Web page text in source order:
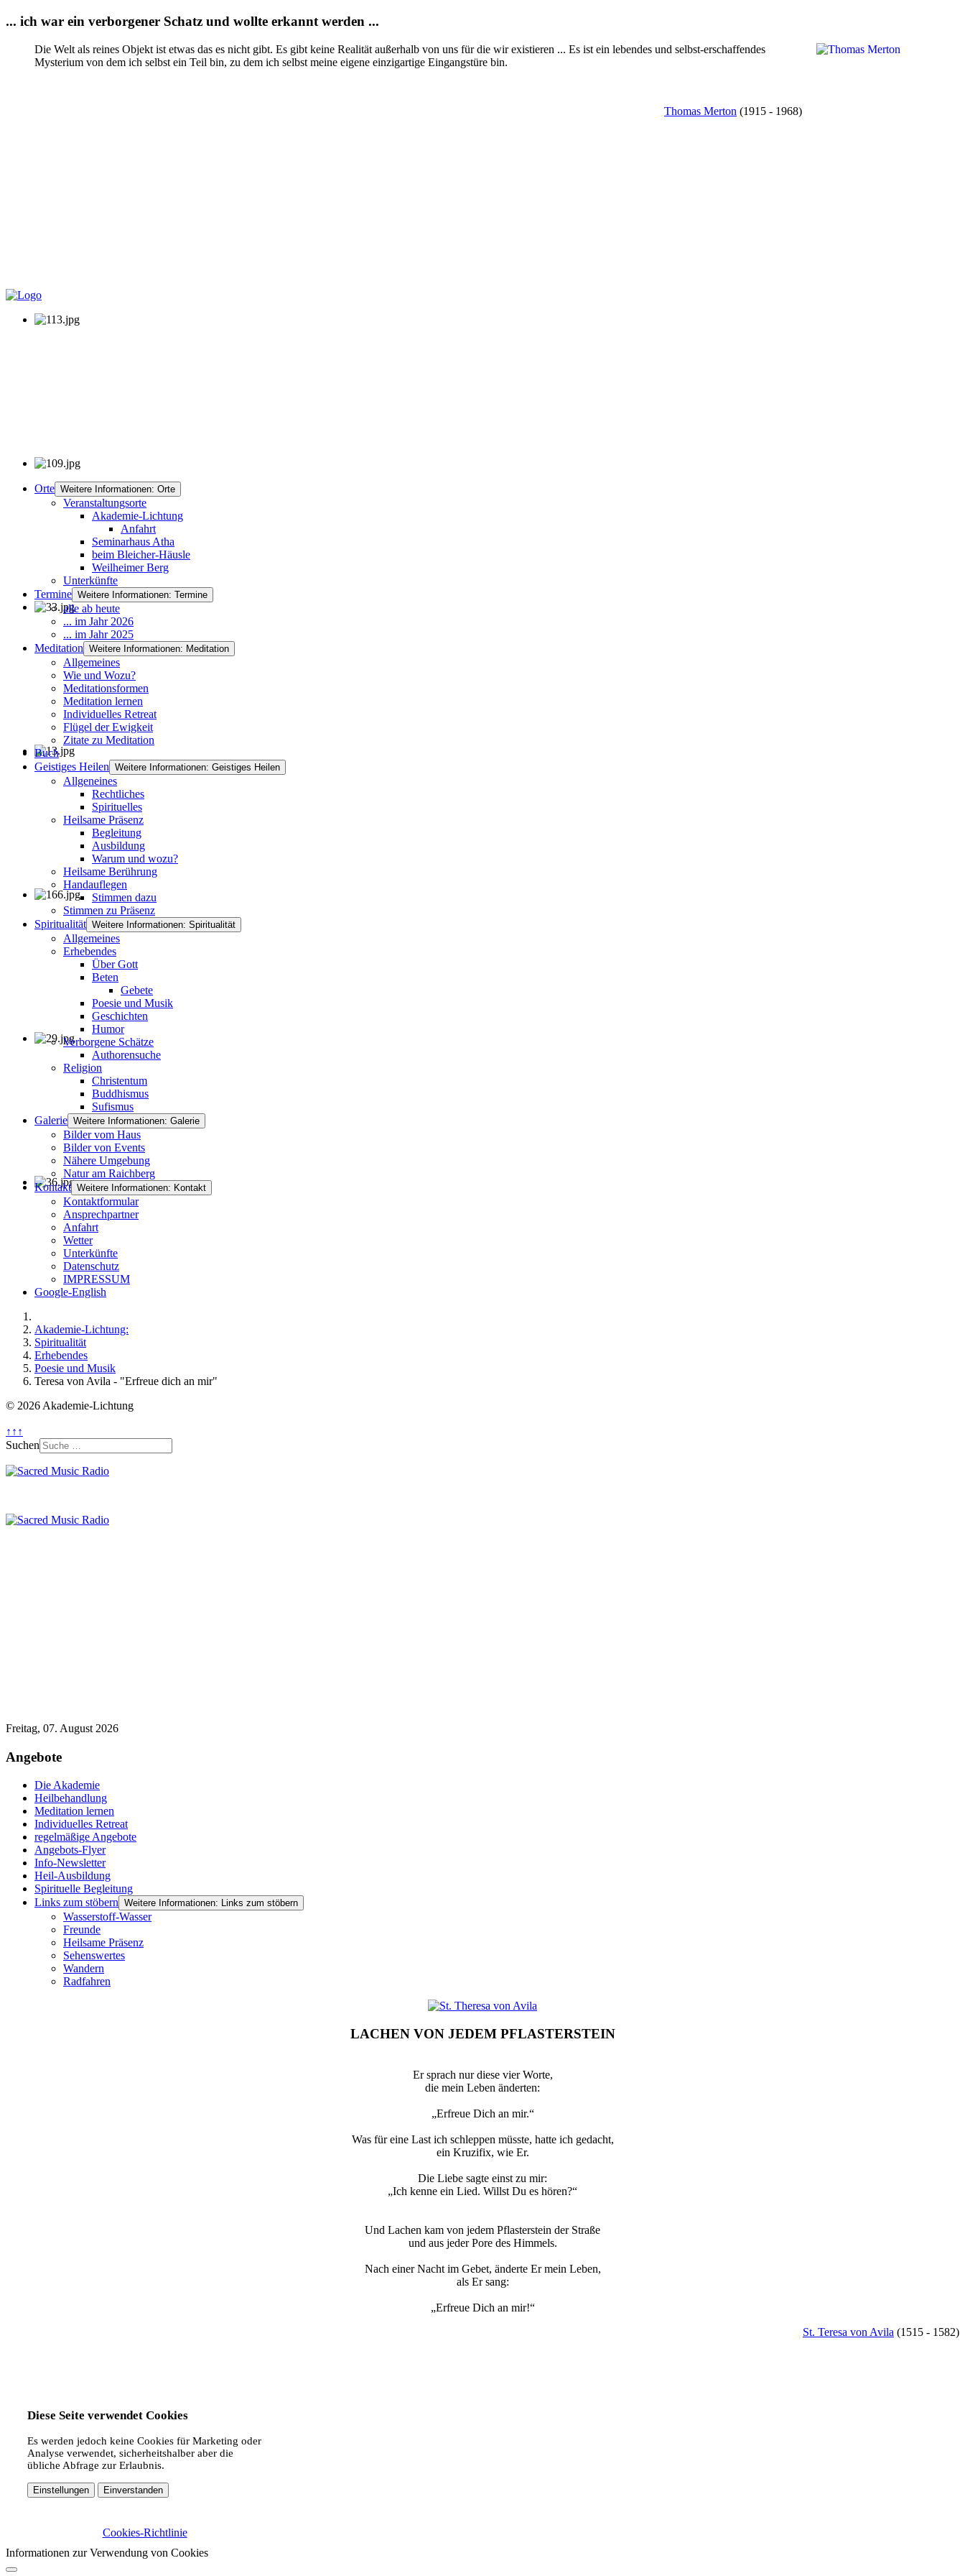
... ich war ein verborgener Schatz und wollte erkannt werden ...
Die Welt als reines Objekt ist etwas das es nicht gibt. Es gibt keine Realität außerhalb von uns für die wir existieren ... Es ist ein lebendes und selbst-erschaffendes
Mysterium von dem ich selbst ein Teil bin, zu dem ich selbst meine eigene einzigartige Eingangstüre bin.
Thomas Merton (1915 - 1968)
Orte Weitere Informationen: Orte
Veranstaltungsorte
Akademie-Lichtung
Anfahrt
Seminarhaus Atha
beim Bleicher-Häusle
Weilheimer Berg
Unterkünfte
Termine Weitere Informationen: Termine
alle ab heute
... im Jahr 2026
... im Jahr 2025
Meditation Weitere Informationen: Meditation
Allgemeines
Wie und Wozu?
Meditationsformen
Meditation lernen
Individuelles Retreat
Flügel der Ewigkeit
Zitate zu Meditation
Buch
Geistiges Heilen Weitere Informationen: Geistiges Heilen
Allgeneines
Rechtliches
Spirituelles
Heilsame Präsenz
Begleitung
Ausbildung
Warum und wozu?
Heilsame Berührung
Handauflegen
Stimmen dazu
Stimmen zu Präsenz
Spiritualität Weitere Informationen: Spiritualität
Allgemeines
Erhebendes
Über Gott
Beten
Gebete
Poesie und Musik
Geschichten
Humor
Verborgene Schätze
Authorensuche
Religion
Christentum
Buddhismus
Sufismus
Galerie Weitere Informationen: Galerie
Bilder vom Haus
Bilder von Events
Nähere Umgebung
Natur am Raichberg
Kontakt Weitere Informationen: Kontakt
Kontaktformular
Ansprechpartner
Anfahrt
Wetter
Unterkünfte
Datenschutz
IMPRESSUM
Google-English
Akademie-Lichtung:
Spiritualität
Erhebendes
Poesie und Musik
Teresa von Avila - "Erfreue dich an mir"
© 2026 Akademie-Lichtung
↑↑↑
Suchen
Freitag, 07. August 2026
Angebote
Die Akademie
Heilbehandlung
Meditation lernen
Individuelles Retreat
regelmäßige Angebote
Angebots-Flyer
Info-Newsletter
Heil-Ausbildung
Spirituelle Begleitung
Links zum stöbern Weitere Informationen: Links zum stöbern
Wasserstoff-Wasser
Freunde
Heilsame Präsenz
Sehenswertes
Wandern
Radfahren
LACHEN VON JEDEM PFLASTERSTEIN
Er sprach nur diese vier Worte,
die mein Leben änderten:
„Erfreue Dich an mir.“
Was für eine Last ich schleppen müsste, hatte ich gedacht,
ein Kruzifix, wie Er.
Die Liebe sagte einst zu mir:
„Ich kenne ein Lied. Willst Du es hören?“
Und Lachen kam von jedem Pflasterstein der Straße
und aus jeder Pore des Himmels.
Nach einer Nacht im Gebet, änderte Er mein Leben,
als Er sang:
„Erfreue Dich an mir!“
St. Teresa von Avila (1515 - 1582)
Diese Seite verwendet Cookies
Es werden jedoch keine Cookies für Marketing oder
Analyse verwendet, sicherheitshalber aber die
übliche Abfrage zur Erlaubnis.
Einstellungen Einverstanden
Cookies-Richtlinie
Informationen zur Verwendung von Cookies